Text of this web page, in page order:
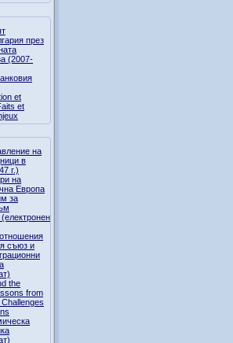
през
(2007-
et
et
на
в
г.)
на
Европа
за
съюз и
the
from